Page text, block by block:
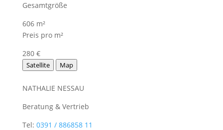
Gesamtgröße
606 m²
Preis pro m²
280 €
Satellite Map
NATHALIE NESSAU
Beratung & Vertrieb
Tel: 0391 / 886858 11